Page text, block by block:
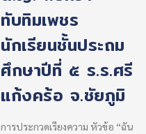
ทับทิมเพชร
นักเรียนชั้นประถม
ศึกษาปีที่ ๕ ร.ร.ศรี
แก้งคร้อ จ.ชัยภูมิ
การประกวดเรียงความ หัวข้อ “ฉัน